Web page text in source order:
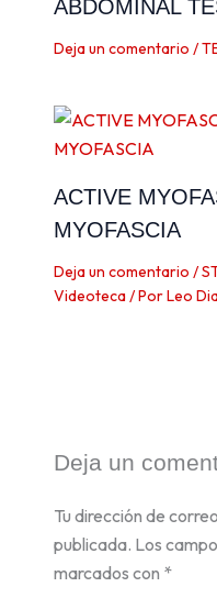
ABDOMINAL
Deja un comentario /
ACTIVE
MYOFASCIA
Deja un comentario /
Videoteca/ PorLeo
Deja un
Tu dirección de
publicada. Los
marcados con *